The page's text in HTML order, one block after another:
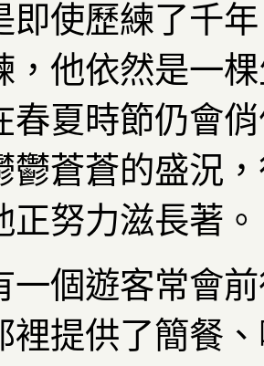
即使歷練了千
，他依然是一
春夏時節仍會
鬱蒼蒼的盛況
正努力滋長著。
一個遊客常會
裡提供了簡餐